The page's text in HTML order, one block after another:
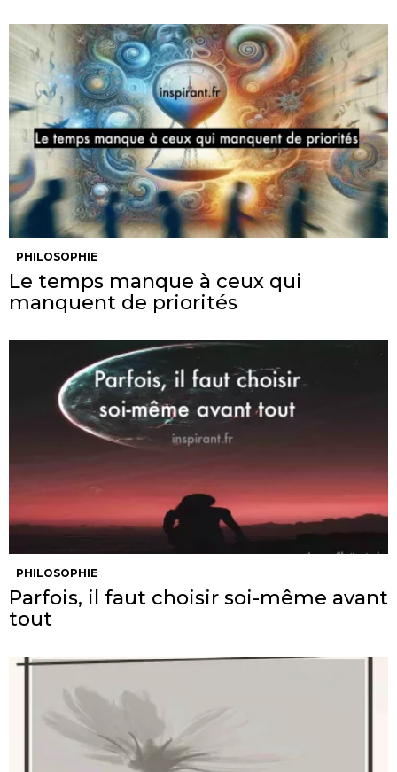
PHILOSOPHIE
Le temps manque à ceux qui
manquent de priorités
PHILOSOPHIE
Parfois, il faut choisir soi-même avant
tout